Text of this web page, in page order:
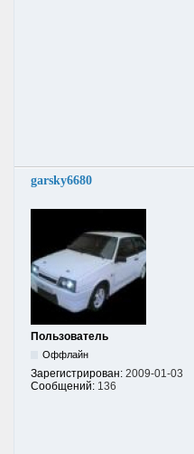
garsky6680
Пользователь
Оффлайн
Зарегистрирован: 2009-01-03
Сообщений: 136